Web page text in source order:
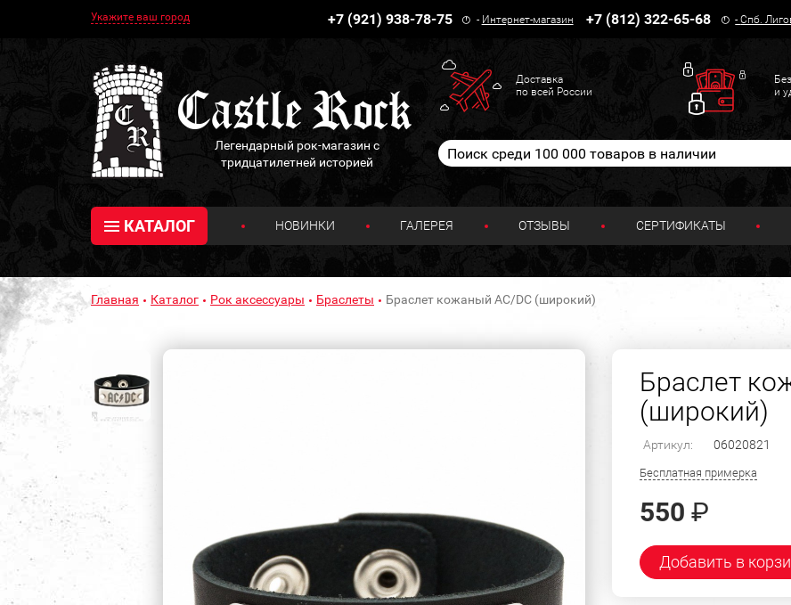
Укажите ваш город +7 (921) 938-78-75 - Интернет-магазин +7 (812) 322-65-68 -Спб.
Легендарный рок-магазин с
тридцатилетней историей
Доставка
по всей России
и
КАТАЛОГ НОВИНКИ ГАЛЕРЕЯ ОТЗЫВЫ СЕРТИФИКАТЫ
Главная Каталог Рок аксессуары Браслеты Браслет кожаный AC/DC (широкий)
Браслет
(широкий)
Артикул: 06020821
Бесплатная примерка
550 ₽
Добавить в